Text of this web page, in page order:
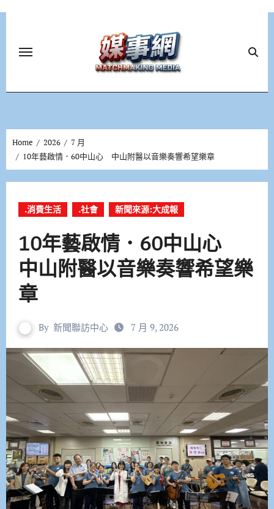
Home 2026
7 月
10年藝啟情．60中山心 中山附醫以音樂奏響希望樂章
.消費生活 .社會 新聞來源:大成報
10年藝啟情．60中山心
中山附醫以音樂奏響希望樂
章
By 新聞聯訪中心 7 月 9, 2026